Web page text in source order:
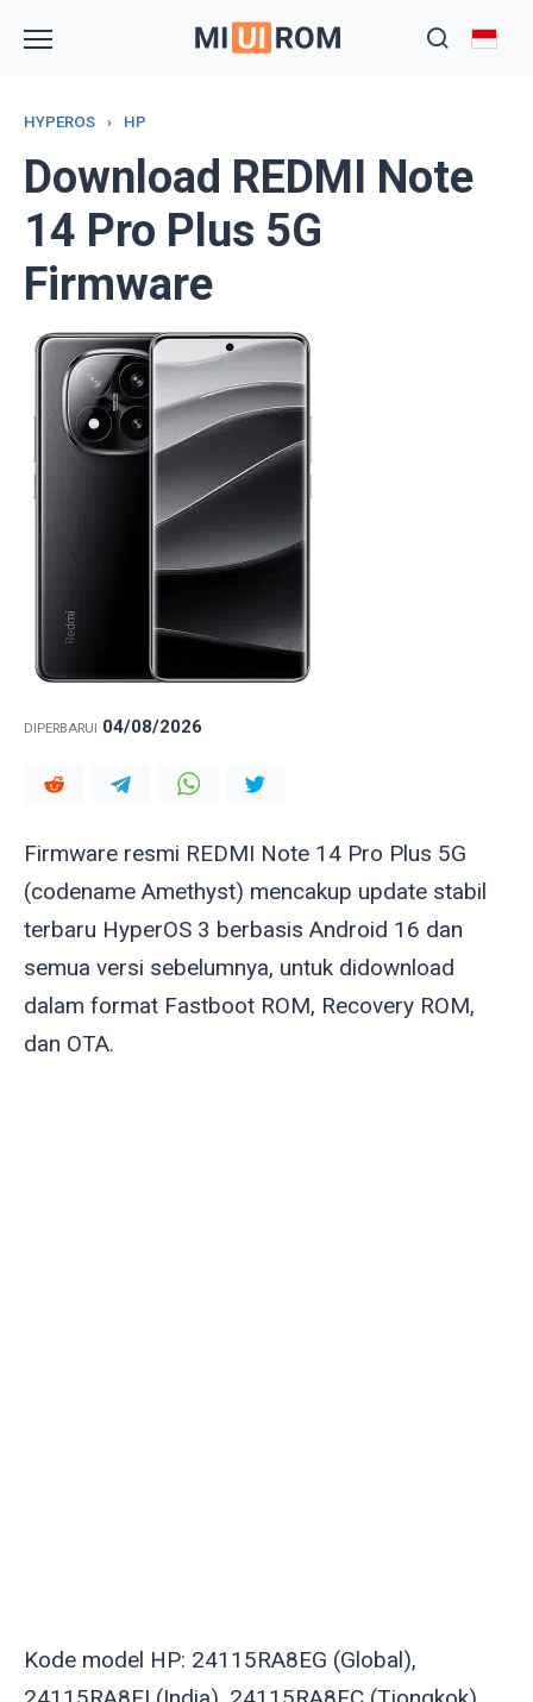
HYPEROS › HP
Download REDMI Note
14 Pro Plus 5G
Firmware
DIPERBARUI 04/08/2026
Firmware resmi REDMI Note 14 Pro Plus 5G
(codename Amethyst) mencakup update stabil
terbaru HyperOS 3 berbasis Android 16 dan
semua versi sebelumnya, untuk didownload
dalam format Fastboot ROM, Recovery ROM,
dan OTA.
Kode model HP: 24115RA8EG (Global),